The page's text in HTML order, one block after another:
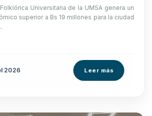
Universitaria de la UMSA genera un
superior a Bs 19 millones para la ciudad
2026 Leer más